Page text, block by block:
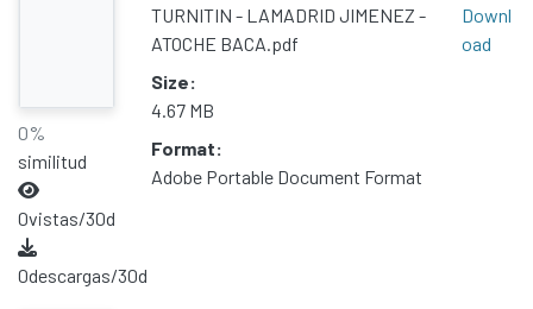
0%
similitud
0vistas/30d
0descargas/30d
TURNITIN - LAMADRID JIMENEZ -
ATOCHE BACA.pdf
Size:
4.67 MB
Format:
Adobe Portable Document Format
Downl
oad